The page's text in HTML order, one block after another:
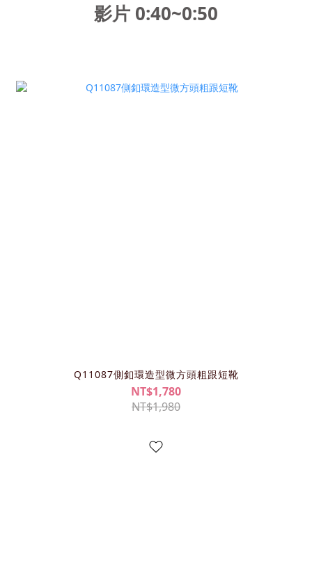
影片 0:40~0:50
Q11087側釦環造型微方頭粗跟短靴
NT$1,780
NT$1,980